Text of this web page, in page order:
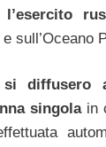
sull’Oceano
si
singolain